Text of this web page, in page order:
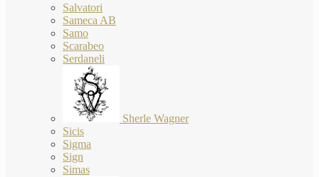
Salvatori
Sameca AB
Samo
Scarabeo
Serdaneli
Sherle Wagner
Sicis
Sigma
Sign
Simas